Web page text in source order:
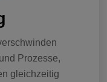
Prozesse,
gleichzeitig